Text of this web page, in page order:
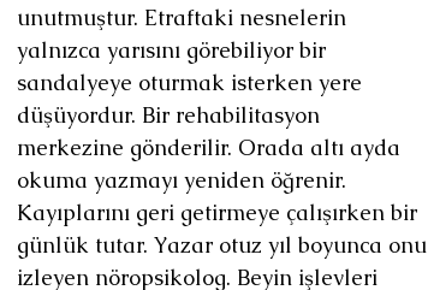
unutmuştur. Etraftaki nesnelerin
yalnızca yarısını görebiliyor bir
sandalyeye oturmak isterken yere
düşüyordur. Bir rehabilitasyon
merkezine gönderilir. Orada altı ayda
okuma yazmayı yeniden öğrenir.
Kayıplarını geri getirmeye çalışırken bir
günlük tutar. Yazar otuz yıl boyunca onu
izleyen nöropsikolog. Beyin işlevleri